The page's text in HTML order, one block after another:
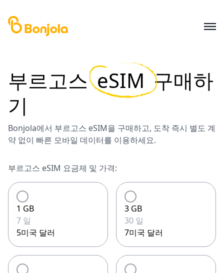
부르고스 eSIM 구매하
기
Bonjola에서 부르고스 eSIM을 구매하고, 도착 즉시 별도 계
약 없이 빠른 모바일 데이터를 이용하세요.
부르고스 eSIM 요금제 및 가격:
1 GB
7 일
5미국 달러
3 GB
30 일
7미국 달러